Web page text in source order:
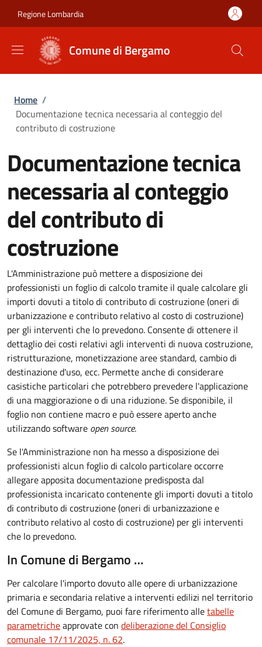
Regione Lombardia
Comune di Bergamo
Briciole di pane
Home /
Documentazione tecnica necessaria al conteggio del
contributo di costruzione
Documentazione tecnica
necessaria al conteggio
del contributo di
costruzione
L'Amministrazione può mettere a disposizione dei
professionisti un foglio di calcolo tramite il quale calcolare gli
importi dovuti a titolo di contributo di costruzione (oneri di
urbanizzazione e contributo relativo al costo di costruzione)
per gli interventi che lo prevedono. Consente di ottenere il
dettaglio dei costi relativi agli interventi di nuova costruzione,
ristrutturazione, monetizzazione aree standard, cambio di
destinazione d'uso, ecc. Permette anche di considerare
casistiche particolari che potrebbero prevedere l'applicazione
di una maggiorazione o di una riduzione. Se disponibile, il
foglio non contiene macro e può essere aperto anche
utilizzando software open source.
Se l'Amministrazione non ha messo a disposizione dei
professionisti alcun foglio di calcolo particolare occorre
allegare apposita documentazione predisposta dal
professionista incaricato contenente gli importi dovuti a titolo
di contributo di costruzione (oneri di urbanizzazione e
contributo relativo al costo di costruzione) per gli interventi
che lo prevedono.
In Comune di Bergamo …
Per calcolare l'importo dovuto alle opere di urbanizzazione
primaria e secondaria relative a interventi edilizi nel territorio
del Comune di Bergamo, puoi fare riferimento alletabelle
parametricheapprovate con deliberazione del Consiglio
comunale 17/11/2025, n. 62.